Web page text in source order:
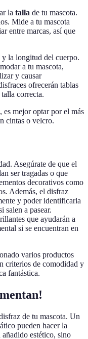
la talla de tu mascota.
Mide a tu mascota
entre marcas, así que
la longitud del cuerpo.
a tu mascota,
y causar
ofrecerán tablas
correcta.
es mejor optar por el más
cintas o velcro.
Asegúrate de que el
ser tragadas o que
decorativos como
Además, el disfraz
y poder identificarla
salen a pasear.
que ayudarán a
si se encuentran en
varios productos
criterios de comodidad y
fantástica.
de tu mascota. Un
pueden hacer la
estético, sino